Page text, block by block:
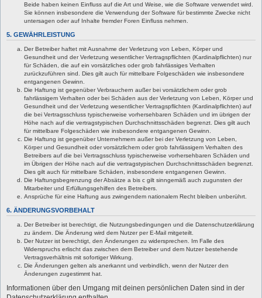
Beide haben keinen Einfluss auf die Art und Weise, wie die Software verwendet wird.
Sie können insbesondere die Verwendung der Software für bestimmte Zwecke nicht
untersagen oder auf Inhalte fremder Foren Einfluss nehmen.
5. GEWÄHRLEISTUNG
Der Betreiber haftet mit Ausnahme der Verletzung von Leben, Körper und
Gesundheit und der Verletzung wesentlicher Vertragspflichten (Kardinalpflichten) nur
für Schäden, die auf ein vorsätzliches oder grob fahrlässiges Verhalten
zurückzuführen sind. Dies gilt auch für mittelbare Folgeschäden wie insbesondere
entgangenen Gewinn.
Die Haftung ist gegenüber Verbrauchern außer bei vorsätzlichem oder grob
fahrlässigem Verhalten oder bei Schäden aus der Verletzung von Leben, Körper und
Gesundheit und der Verletzung wesentlicher Vertragspflichten (Kardinalpflichten) auf
die bei Vertragsschluss typischerweise vorhersehbaren Schäden und im übrigen der
Höhe nach auf die vertragstypischen Durchschnittsschäden begrenzt. Dies gilt auch
für mittelbare Folgeschäden wie insbesondere entgangenen Gewinn.
Die Haftung ist gegenüber Unternehmern außer bei der Verletzung von Leben,
Körper und Gesundheit oder vorsätzlichem oder grob fahrlässigem Verhalten des
Betreibers auf die bei Vertragsschluss typischerweise vorhersehbaren Schäden und
im Übrigen der Höhe nach auf die vertragstypischen Durchschnittsschäden begrenzt.
Dies gilt auch für mittelbare Schäden, insbesondere entgangenen Gewinn.
Die Haftungsbegrenzung der Absätze a bis c gilt sinngemäß auch zugunsten der
Mitarbeiter und Erfüllungsgehilfen des Betreibers.
Ansprüche für eine Haftung aus zwingendem nationalem Recht bleiben unberührt.
6. ÄNDERUNGSVORBEHALT
Der Betreiber ist berechtigt, die Nutzungsbedingungen und die Datenschutzerklärung
zu ändern. Die Änderung wird dem Nutzer per E-Mail mitgeteilt.
Der Nutzer ist berechtigt, den Änderungen zu widersprechen. Im Falle des
Widerspruchs erlischt das zwischen dem Betreiber und dem Nutzer bestehende
Vertragsverhältnis mit sofortiger Wirkung.
Die Änderungen gelten als anerkannt und verbindlich, wenn der Nutzer den
Änderungen zugestimmt hat.
Informationen über den Umgang mit deinen persönlichen Daten sind in der